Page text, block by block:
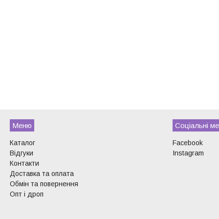
Меню
Каталог
Відгуки
Контакти
Доставка та оплата
Обмін та повернення
Опт і дроп
Соціальні
Facebook
Instagram